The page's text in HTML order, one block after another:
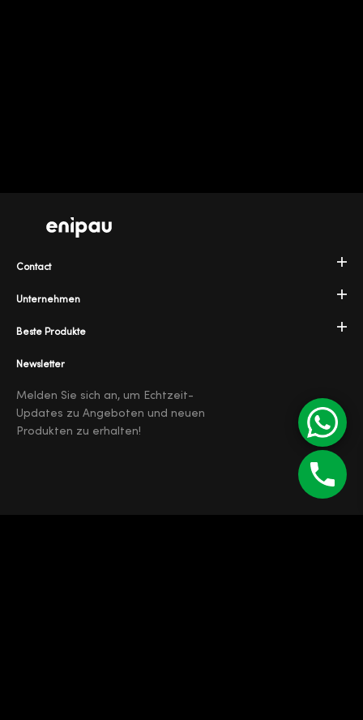
Unternehmen
Beste Produkte
Contact
Newsletter
Melden Sie sich an, um Echtzeit-
Updates zu Angeboten und neuen
Produkten zu erhalten!